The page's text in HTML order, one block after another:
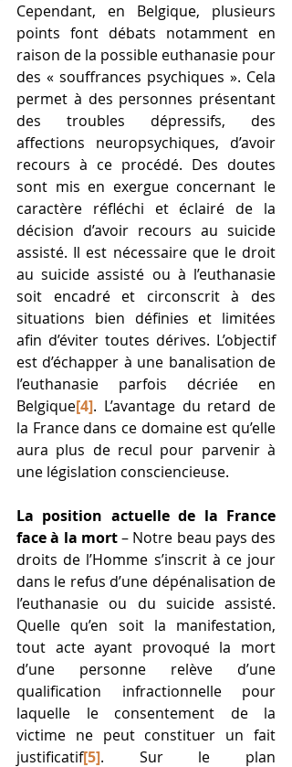
Cependant, en Belgique, plusieurs
points font débats notamment en
raison de la possible euthanasie pour
des « souffrances psychiques ». Cela
permet à des personnes présentant
des troubles dépressifs, des
affections neuropsychiques, d’avoir
recours à ce procédé. Des doutes
sont mis en exergue concernant le
caractère réfléchi et éclairé de la
décision d’avoir recours au suicide
assisté. Il est nécessaire que le droit
au suicide assisté ou à l’euthanasie
soit encadré et circonscrit à des
situations bien définies et limitées
afin d’éviter toutes dérives. L’objectif
est d’échapper à une banalisation de
l’euthanasie parfois décriée en
Belgique[4]. L’avantage du retard de
la France dans ce domaine est qu’elle
aura plus de recul pour parvenir à
une législation consciencieuse.
La position actuelle de la France
face à la mort – Notre beau pays des
droits de l’Homme s’inscrit à ce jour
dans le refus d’une dépénalisation de
l’euthanasie ou du suicide assisté.
Quelle qu’en soit la manifestation,
tout acte ayant provoqué la mort
d’une personne relève d’une
qualification infractionnelle pour
laquelle le consentement de la
victime ne peut constituer un fait
justificatif[5]. Sur le plan